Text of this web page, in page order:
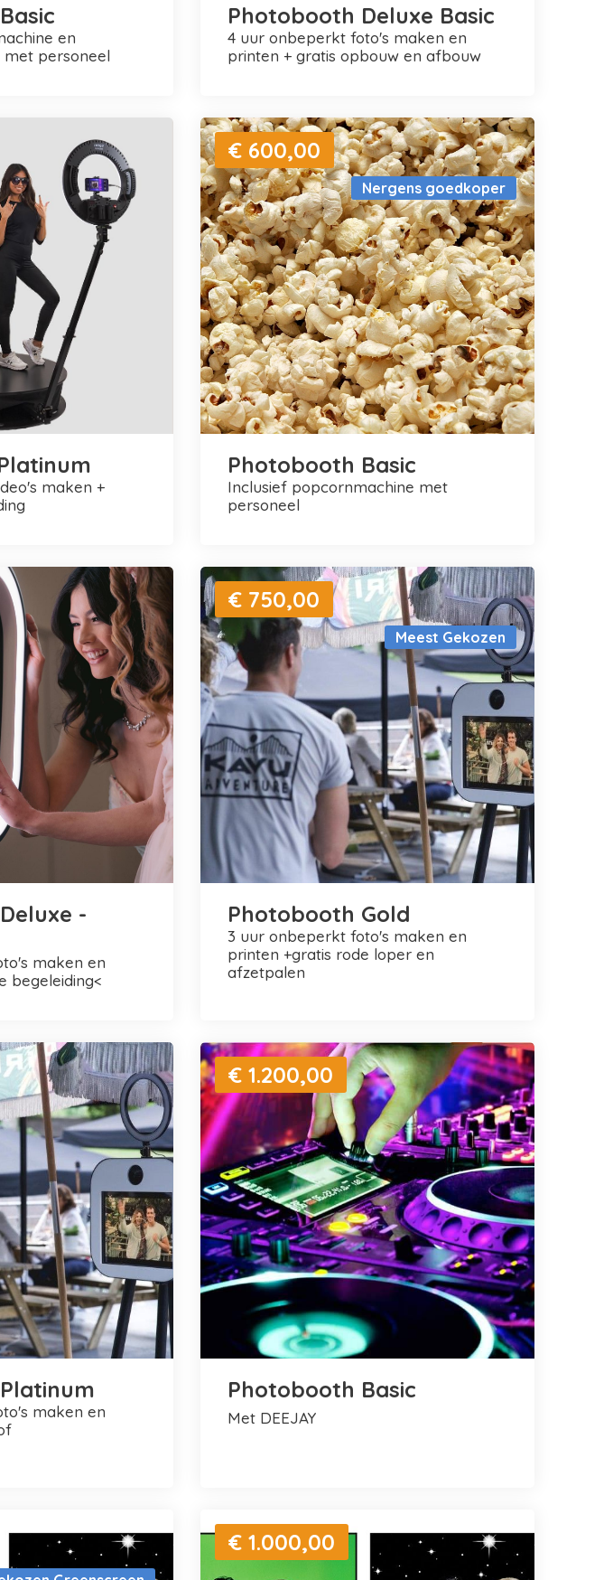
met personeel
Photobooth Deluxe Basic
4 uur onbeperkt foto's maken en
printen + gratis opbouw en afbouw
Nergens goedkoper
€ 600,00
Photobooth Basic
inclusief popcornmachine met
personeel
-
begeleiding<
Meest Gekozen
€ 750,00
Photobooth Gold
3 uur onbeperkt foto's maken en
printen +gratis rode loper en
afzetpalen
€ 1.200,00
Photobooth Basic
met DEEJAY
€ 1.000,00